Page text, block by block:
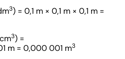
3) = 0,1 m × 0,1 m × 0,1 m =
3) =
m = 0,000 001 m3